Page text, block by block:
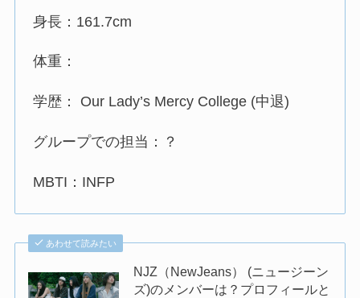
身長：161.7cm
体重：
学歴： Our Lady’s Mercy College (中退)
グループでの担当：？
MBTI：INFP
あわせて読みたい
NJZ（NewJeans） (ニュージーン
ズ)のメンバーは？プロフィールと